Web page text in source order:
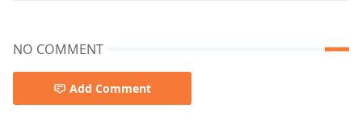
NO COMMENT
Add Comment